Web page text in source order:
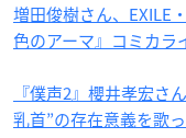
増田俊樹さん、EXILE
色のアーマ』コミカラ
『僕声2』櫻井孝宏さ
乳首”の存在意義を歌